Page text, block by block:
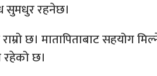
सुमधुर रहनेछ।
छ। मातापिताबाट सहयोग
छ।